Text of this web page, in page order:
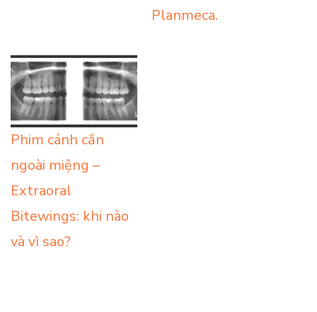
Planmeca.
Phim cánh cắn
ngoài miệng –
Extraoral
Bitewings: khi nào
và vì sao?